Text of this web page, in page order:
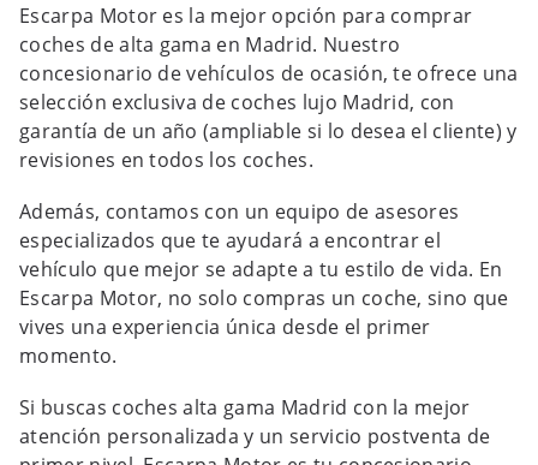
Escarpa Motor es la mejor opción para comprar
coches de alta gama en Madrid. Nuestro
concesionario de vehículos de ocasión, te ofrece una
selección exclusiva de coches lujo Madrid, con
garantía de un año (ampliable si lo desea el cliente) y
revisiones en todos los coches.
Además, contamos con un equipo de asesores
especializados que te ayudará a encontrar el
vehículo que mejor se adapte a tu estilo de vida. En
Escarpa Motor, no solo compras un coche, sino que
vives una experiencia única desde el primer
momento.
Si buscas coches alta gama Madrid con la mejor
atención personalizada y un servicio postventa de